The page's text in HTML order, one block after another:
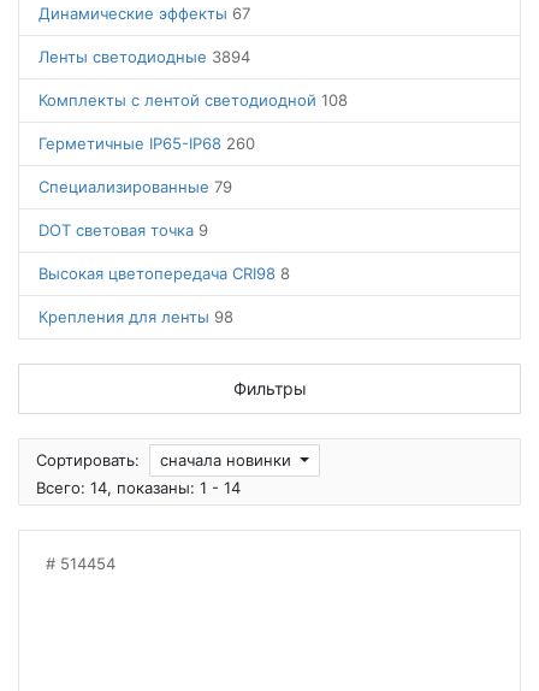
Динамические эффекты 67
Ленты светодиодные 3894
Комплекты с лентой светодиодной 108
Герметичные IP65-IP68 260
Специализированные 79
DOT световая точка 9
Высокая цветопередача CRI98 8
Крепления для ленты 98
Фильтры
Сортировать:
сначала новинки
Всего: 14, показаны: 1 - 14
514454